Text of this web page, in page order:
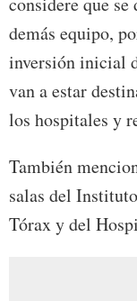
demás equipo,
inversión inicial
van a estar
los hospitales y
También
salas del
Tórax y del